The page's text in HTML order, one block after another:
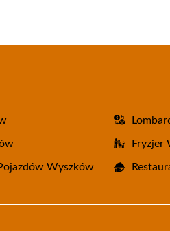
Fryzjer
Wyszków